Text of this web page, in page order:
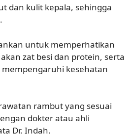
dan kulit kepala, sehingga
untuk memperhatikan
zat besi dan protein, serta
kesehatan
rambut yang sesuai
dokter atau ahli
Dr. Indah.